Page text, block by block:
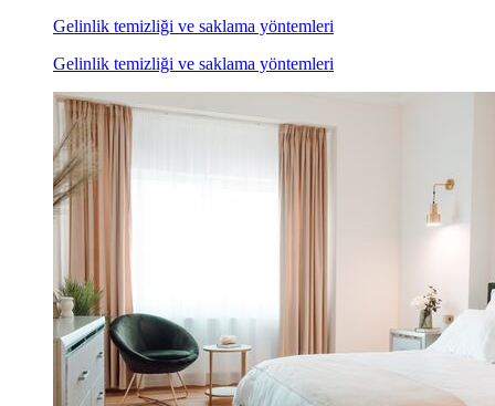
Gelinlik temizliği ve saklama yöntemleri
Gelinlik temizliği ve saklama yöntemleri